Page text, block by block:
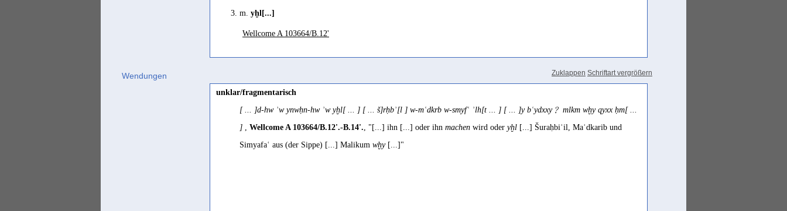
3. m. yḫl[...]
Wellcome A 103664/B.12'
Wendungen Zuklappen Schriftart vergrößern
unklar/fragmentarisch
[ ... ]d-hw ʾw ynwḥn-hw ʾw yḫl[ ... ] [ ... š]rḥbʾ[l ] w-mʿdkrb w-smyfʿ ʾlh[t ... ] [ ... ]y bʿydxxy﹖ mlkm wḫy qyxx ḥm[ ...
] , Wellcome A 103664/B.12'.-B.14'., "[...] ihn [...] oder ihn machen wird oder yḫl [...] Šuraḥbiʾil, Maʿdkarib und
Simyafaʿ aus (der Sippe) [...] Malikum wḫy[...]"